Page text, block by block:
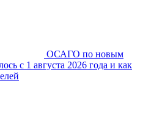
ОСАГО по новым
с 1 августа 2026 года и как